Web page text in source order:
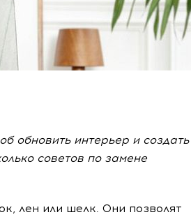
обновить интерьер и создать
советов по замене
лен или шелк. Они позволят